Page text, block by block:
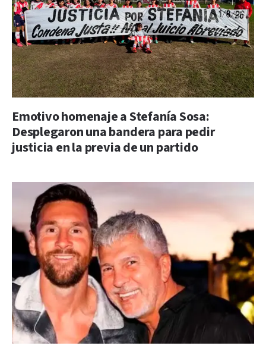
Emotivo homenaje a Stefanía Sosa:
Desplegaron una bandera para pedir
justicia en la previa de un partido